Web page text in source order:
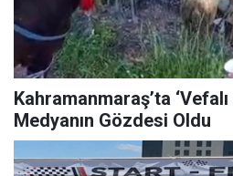
Kahramanmaraş’ta
Medyanın Gözdesi Oldu